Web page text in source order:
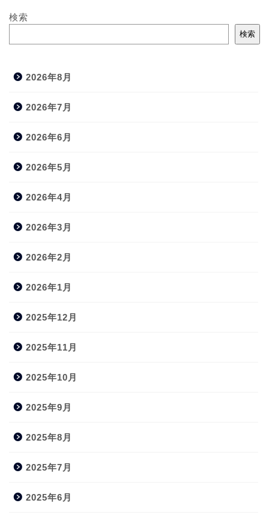
検索
検索
2026年8月
2026年7月
2026年6月
2026年5月
2026年4月
2026年3月
2026年2月
2026年1月
2025年12月
2025年11月
2025年10月
2025年9月
2025年8月
2025年7月
2025年6月